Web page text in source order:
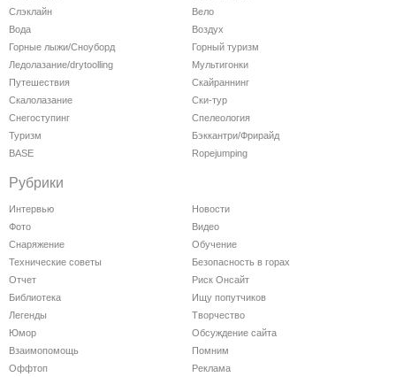
Слэклайн
Вело
Вода
Воздух
Горные лыжи/Сноуборд
Горный туризм
Ледолазание/drytoolling
Мультигонки
Путешествия
Скайраннинг
Скалолазание
Ски-тур
Снегоступинг
Спелеология
Туризм
Бэккантри/Фрирайд
BASE
Ropejumping
Рубрики
Интервью
Новости
Фото
Видео
Снаряжение
Обучение
Технические советы
Безопасность в горах
Отчет
Риск Онсайт
Библиотека
Ищу попутчиков
Легенды
Творчество
Юмор
Обсуждение сайта
Взаимопомощь
Помним
Оффтоп
Реклама